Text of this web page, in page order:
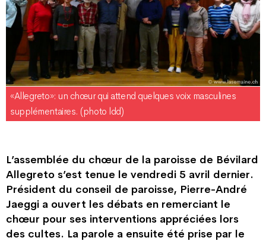
«Allegreto»: un chœur qui attend quelques voix masculines
supplémentaires. (photo ldd)
L’assemblée du chœur de la paroisse de Bévilard
Allegreto s’est tenue le vendredi 5 avril dernier.
Président du conseil de paroisse, Pierre-André
Jaeggi a ouvert les débats en remerciant le
chœur pour ses interventions appréciées lors
des cultes. La parole a ensuite été prise par le